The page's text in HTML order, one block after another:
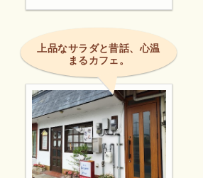
上品なサラダと昔話、心温
まるカフェ。